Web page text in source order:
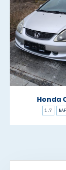
Honda
1.7